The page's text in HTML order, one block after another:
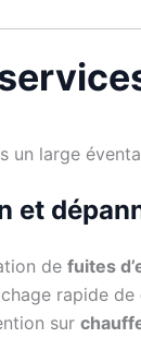
un large
et
de fuites
rapide de
sur